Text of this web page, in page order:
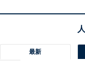
最新